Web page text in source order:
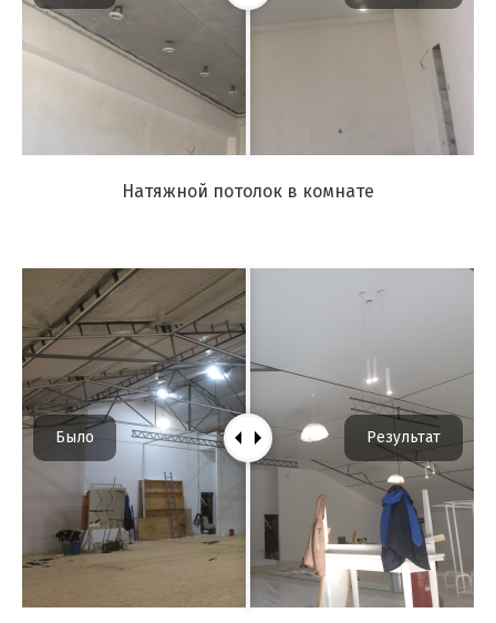
Натяжной потолок в комнате
Было Результат